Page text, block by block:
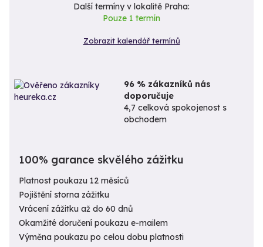
Další termíny v lokalitě Praha:
Pouze 1 termín
Zobrazit kalendář termínů
96 % zákazníků nás
doporučuje
4,7 celková spokojenost s
obchodem
100% garance skvělého zážitku
Platnost poukazu 12 měsíců
Pojištění storna zážitku
Vrácení zážitku až do 60 dnů
Okamžité doručení poukazu e-mailem
Výměna poukazu po celou dobu platnosti